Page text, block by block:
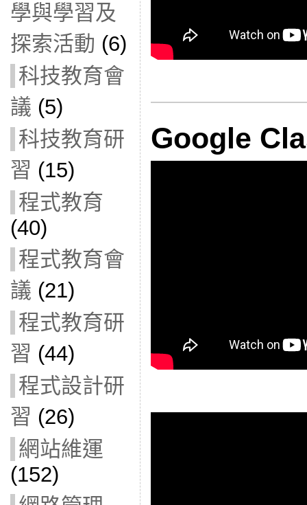
學與學習及
探索活動 (6)
科技教育會
議 (5)
科技教育研
習 (15)
程式教育
(40)
程式教育會
議 (21)
程式教育研
習 (44)
程式設計研
習 (26)
網站維運
(152)
Google